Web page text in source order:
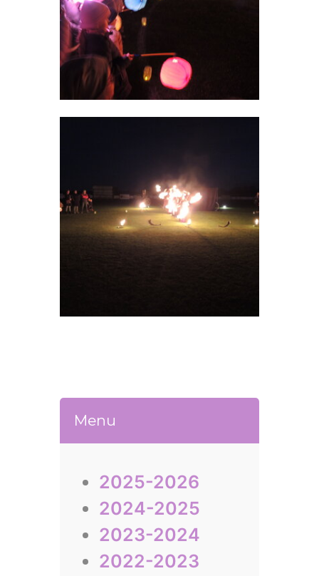
Menu
2025-2026
2024-2025
2023-2024
2022-2023